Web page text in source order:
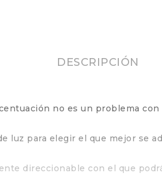
DESCRIPCIÓN
no es un problema
luz para elegir el que mejor se
direccionable con el que